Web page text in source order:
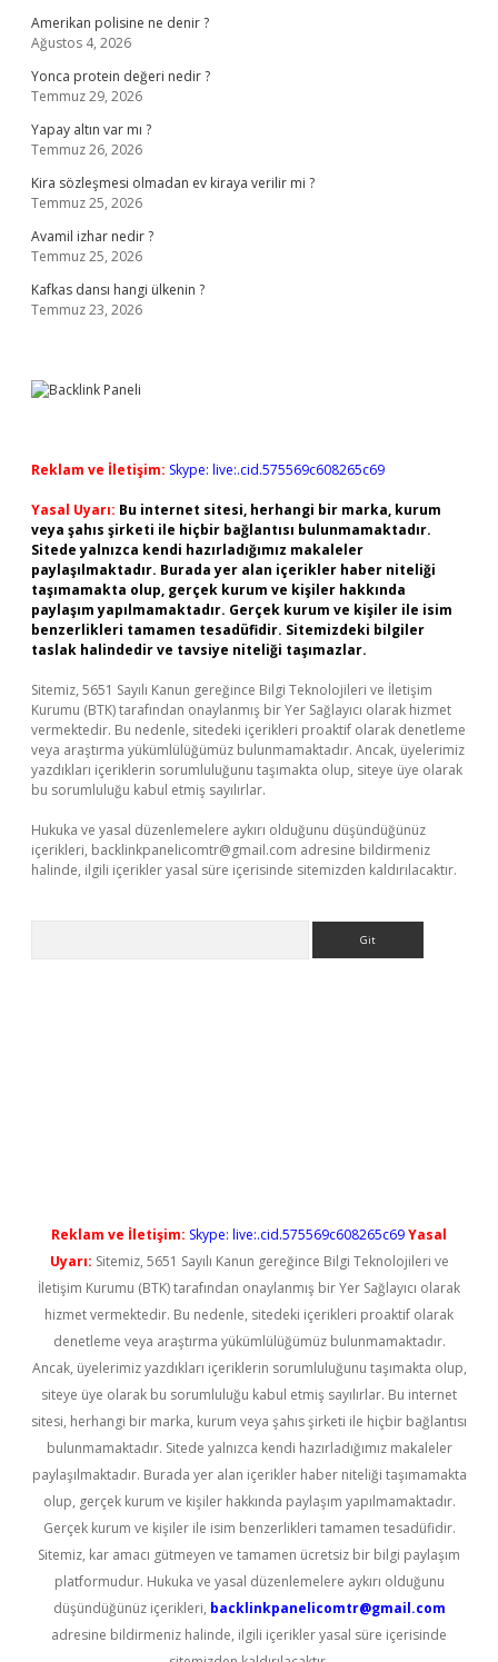
Amerikan polisine ne denir ?
Ağustos 4, 2026
Yonca protein değeri nedir ?
Temmuz 29, 2026
Yapay altın var mı ?
Temmuz 26, 2026
Kira sözleşmesi olmadan ev kiraya verilir mi ?
Temmuz 25, 2026
Avamil izhar nedir ?
Temmuz 25, 2026
Kafkas dansı hangi ülkenin ?
Temmuz 23, 2026
Reklam ve İletişim: Skype: live:.cid.575569c608265c69
Yasal Uyarı: Bu internet sitesi, herhangi bir marka, kurum
veya şahıs şirketi ile hiçbir bağlantısı bulunmamaktadır.
Sitede yalnızca kendi hazırladığımız makaleler
paylaşılmaktadır. Burada yer alan içerikler haber niteliği
taşımamakta olup, gerçek kurum ve kişiler hakkında
paylaşım yapılmamaktadır. Gerçek kurum ve kişiler ile isim
benzerlikleri tamamen tesadüfidir. Sitemizdeki bilgiler
taslak halindedir ve tavsiye niteliği taşımazlar.
Sitemiz, 5651 Sayılı Kanun gereğince Bilgi Teknolojileri ve İletişim
Kurumu (BTK) tarafından onaylanmış bir Yer Sağlayıcı olarak hizmet
vermektedir. Bu nedenle, sitedeki içerikleri proaktif olarak denetleme
veya araştırma yükümlülüğümüz bulunmamaktadır. Ancak, üyelerimiz
yazdıkları içeriklerin sorumluluğunu taşımakta olup, siteye üye olarak
bu sorumluluğu kabul etmiş sayılırlar.
Hukuka ve yasal düzenlemelere aykırı olduğunu düşündüğünüz
içerikleri, backlinkpanelicomtr@gmail.com adresine bildirmeniz
halinde, ilgili içerikler yasal süre içerisinde sitemizden kaldırılacaktır.
Reklam ve İletişim: Skype: live:.cid.575569c608265c69Yasal
Uyarı: Sitemiz, 5651 Sayılı Kanun gereğince Bilgi Teknolojileri ve
İletişim Kurumu (BTK) tarafından onaylanmış bir Yer Sağlayıcı olarak
hizmet vermektedir. Bu nedenle, sitedeki içerikleri proaktif olarak
denetleme veya araştırma yükümlülüğümüz bulunmamaktadır.
Ancak, üyelerimiz yazdıkları içeriklerin sorumluluğunu taşımakta olup,
siteye üye olarak bu sorumluluğu kabul etmiş sayılırlar. Bu internet
sitesi, herhangi bir marka, kurum veya şahıs şirketi ile hiçbir bağlantısı
bulunmamaktadır. Sitede yalnızca kendi hazırladığımız makaleler
paylaşılmaktadır. Burada yer alan içerikler haber niteliği taşımamakta
olup, gerçek kurum ve kişiler hakkında paylaşım yapılmamaktadır.
Gerçek kurum ve kişiler ile isim benzerlikleri tamamen tesadüfidir.
Sitemiz, kar amacı gütmeyen ve tamamen ücretsiz bir bilgi paylaşım
platformudur. Hukuka ve yasal düzenlemelere aykırı olduğunu
düşündüğünüz içerikleri, backlinkpanelicomtr@gmail.com
adresine bildirmeniz halinde, ilgili içerikler yasal süre içerisinde